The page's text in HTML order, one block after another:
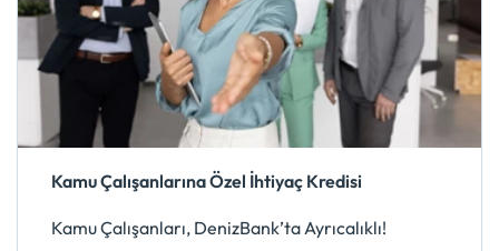
Kamu Çalışanlarına Özel İhtiyaç Kredisi
Kamu Çalışanları, DenizBank’ta Ayrıcalıklı!